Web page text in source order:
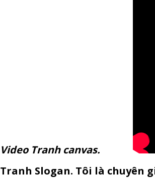
Video Tranh canvas.
Tranh Slogan. Tôi là chuyên